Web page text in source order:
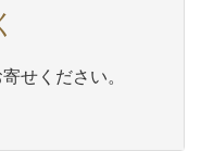
せください。